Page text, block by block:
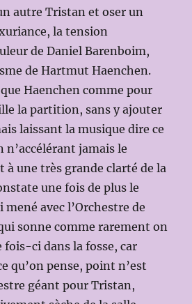
autre Tristan et oser un
la tension
de Daniel Barenboim,
de Hartmut Haenchen.
Haenchen comme pour
la partition, sans y ajouter
laissant la musique dire ce
n’accélérant jamais le
à une très grande clarté de la
une fois de plus le
avec l’Orchestre de
sonne comme rarement on
fois-ci dans la fosse, car
qu’on pense, point n’est
géant pour Tristan,